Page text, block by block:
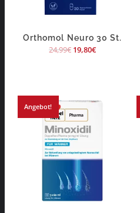
Orthomol Neuro 30 St.
24,99€ 19,80€
Angebot!